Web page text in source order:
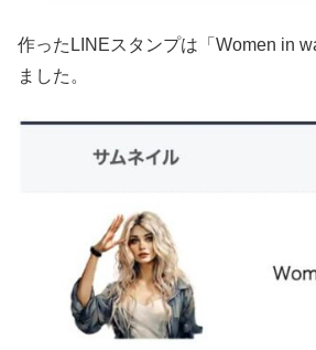
作ったLINEスタンプは「Women in
ました。